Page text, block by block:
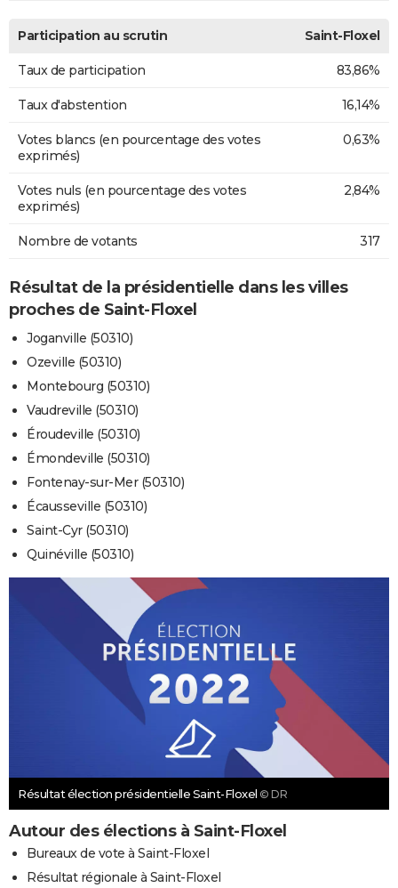
Participation au scrutin Saint-Floxel
Taux de participation 83,86%
Taux d'abstention 16,14%
Votes blancs (en pourcentage des votes
exprimés)
0,63%
Votes nuls (en pourcentage des votes
exprimés)
2,84%
Nombre de votants 317
Résultat de la présidentielle dans les villes
proches de Saint-Floxel
Joganville (50310)
Ozeville (50310)
Montebourg (50310)
Vaudreville (50310)
Éroudeville (50310)
Émondeville (50310)
Fontenay-sur-Mer (50310)
Écausseville (50310)
Saint-Cyr (50310)
Quinéville (50310)
Résultat élection présidentielle Saint-Floxel © DR
Autour des élections à Saint-Floxel
Bureaux de vote à Saint-Floxel
Résultat régionale à Saint-Floxel